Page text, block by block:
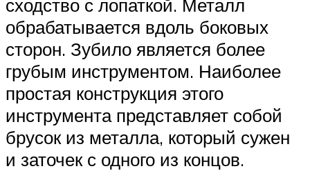
сходство с лопаткой. Металл
обрабатывается вдоль боковых
сторон. Зубило является более
грубым инструментом. Наиболее
простая конструкция этого
инструмента представляет собой
брусок из металла, который сужен
и заточек с одного из концов.